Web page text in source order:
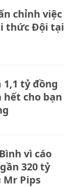
chỉnh việc
thức Đội tại
tỷ đồng
hết cho bạn
vì cáo
320 tỷ
Pips